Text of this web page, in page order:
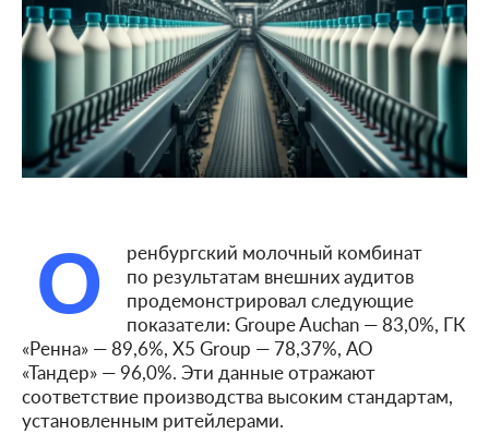
О
ренбургский молочный комбинат
по результатам внешних аудитов
продемонстрировал следующие
показатели: Groupe Auchan — 83,0%, ГК
«Ренна» — 89,6%, X5 Group — 78,37%, АО
«Тандер» — 96,0%. Эти данные отражают
соответствие производства высоким стандартам,
установленным ритейлерами.